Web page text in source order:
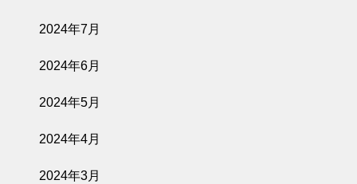
2024年7月
2024年6月
2024年5月
2024年4月
2024年3月